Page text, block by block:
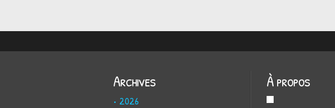
Archives
2026
À propos